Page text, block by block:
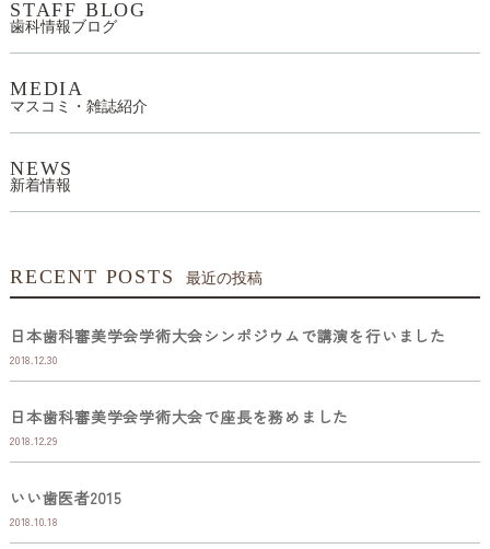
STAFF BLOG
歯科情報ブログ
MEDIA
マスコミ・雑誌紹介
NEWS
新着情報
RECENT POSTS 最近の投稿
日本歯科審美学会学術大会シンポジウムで講演を行いました
2018.12.30
日本歯科審美学会学術大会で座長を務めました
2018.12.29
いい歯医者2015
2018.10.18